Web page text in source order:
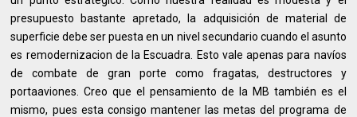
presupuesto bastante apretado, la adquisición de material de
superficie debe ser puesta en un nivel secundario cuando el asunto
es remodernizacion de la Escuadra. Esto vale apenas para navíos
de combate de gran porte como fragatas, destructores y
portaaviones. Creo que el pensamiento de la MB también es el
mismo, pues esta consigo mantener las metas del programa de